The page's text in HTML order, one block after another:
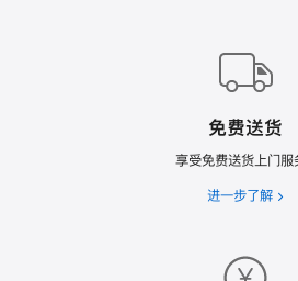
划
免费送货
享受免费送货上门服
进一步了解 免